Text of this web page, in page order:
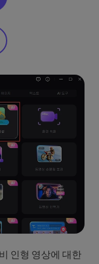
인형 영상에 대한